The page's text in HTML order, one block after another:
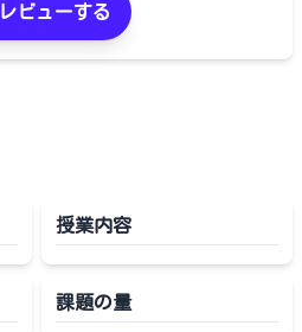
レビューする
授業内容
課題の量